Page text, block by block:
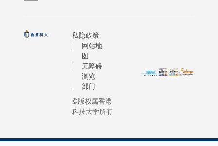
私隐政策
网站地
图
无障碍
浏览
部门
©版权属香港
科技大学所有